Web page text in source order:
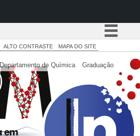
Simplifique!
Comunica BR
Acesso à informação
Legislação
Canais
ALTO CONTRASTE MAPA DO SITE
Departamento de Química
Graduação